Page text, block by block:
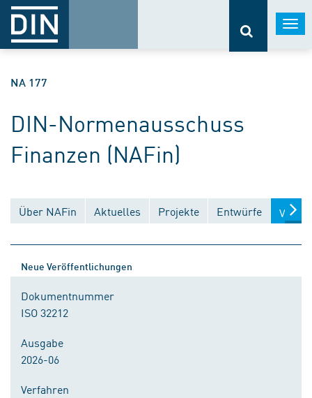
NA 177
DIN-Normenausschuss
Finanzen (NAFin)
Über NAFin Aktuelles Projekte Entwürfe
Neue Veröffentlichungen
Dokumentnummer
ISO 32212
Ausgabe
2026-06
Verfahren